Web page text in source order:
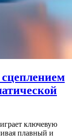
сцеплением
ключевую
плавный и